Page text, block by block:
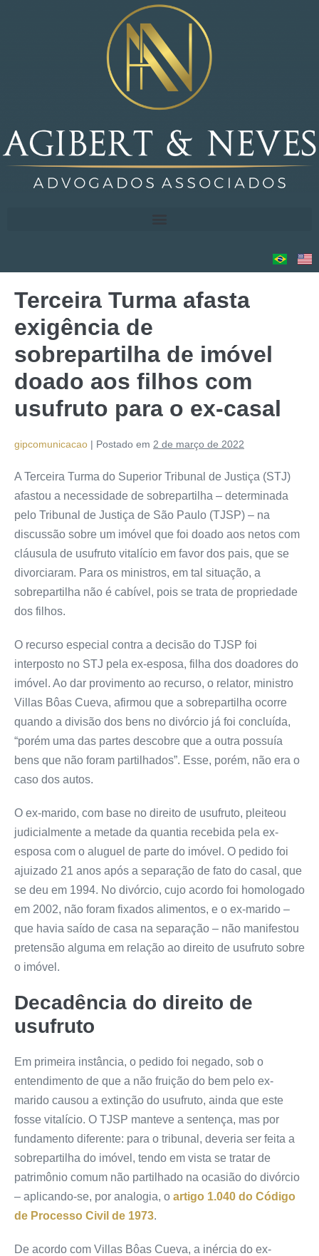
Terceira Turma afasta
exigência de
sobrepartilha de imóvel
doado aos filhos com
usufruto para o ex-casal
gipcomunicacao | Postado em 2 de março de 2022
A Terceira Turma do Superior Tribunal de Justiça (STJ)
afastou a necessidade de sobrepartilha – determinada
pelo Tribunal de Justiça de São Paulo (TJSP) – na
discussão sobre um imóvel que foi doado aos netos com
cláusula de usufruto vitalício em favor dos pais, que se
divorciaram. Para os ministros, em tal situação, a
sobrepartilha não é cabível, pois se trata de propriedade
dos filhos.
O recurso especial contra a decisão do TJSP foi
interposto no STJ pela ex-esposa, filha dos doadores do
imóvel. Ao dar provimento ao recurso, o relator, ministro
Villas Bôas Cueva, afirmou que a sobrepartilha ocorre
quando a divisão dos bens no divórcio já foi concluída,
“porém uma das partes descobre que a outra possuía
bens que não foram partilhados”. Esse, porém, não era o
caso dos autos.
O ex-marido, com base no direito de usufruto, pleiteou
judicialmente a metade da quantia recebida pela ex-
esposa com o aluguel de parte do imóvel. O pedido foi
ajuizado 21 anos após a separação de fato do casal, que
se deu em 1994. No divórcio, cujo acordo foi homologado
em 2002, não foram fixados alimentos, e o ex-marido –
que havia saído de casa na separação – não manifestou
pretensão alguma em relação ao direito de usufruto sobre
o imóvel.
Decadência do direito de
usufruto
Em primeira instância, o pedido foi negado, sob o
entendimento de que a não fruição do bem pelo ex-
marido causou a extinção do usufruto, ainda que este
fosse vitalício. O TJSP manteve a sentença, mas por
fundamento diferente: para o tribunal, deveria ser feita a
sobrepartilha do imóvel, tendo em vista se tratar de
patrimônio comum não partilhado na ocasião do divórcio
– aplicando-se, por analogia, o artigo 1.040 do Código
de Processo Civil de 1973.
De acordo com Villas Bôas Cueva, a inércia do ex-